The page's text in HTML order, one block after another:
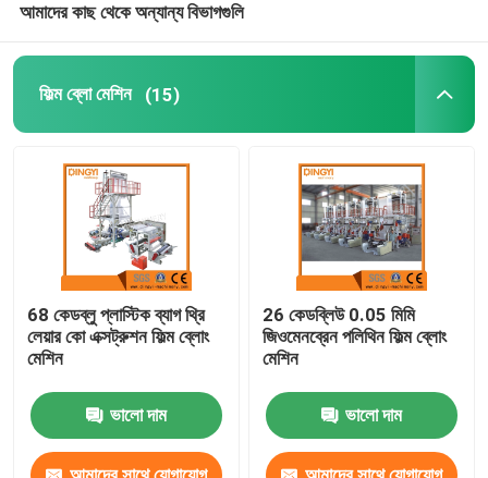
আমাদের কাছ থেকে অন্যান্য বিভাগগুলি
ফিল্ম ব্লো মেশিন (15)
68 কেডব্লু প্লাস্টিক ব্যাগ থ্রি
লেয়ার কো এক্সট্রুশন ফিল্ম ব্লোং
মেশিন
ভালো দাম
26 কেডব্লিউ 0.05 মিমি
জিওমেনব্রেন পলিথিন ফিল্ম ব্লোং
মেশিন
ভালো দাম